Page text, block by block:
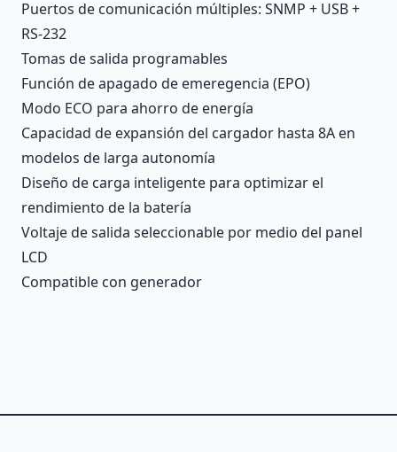
Puertos de comunicación múltiples: SNMP + USB +
RS-232
Tomas de salida programables
Función de apagado de emeregencia (EPO)
Modo ECO para ahorro de energía
Capacidad de expansión del cargador hasta 8A en
modelos de larga autonomía
Diseño de carga inteligente para optimizar el
rendimiento de la batería
Voltaje de salida seleccionable por medio del panel
LCD
Compatible con generador